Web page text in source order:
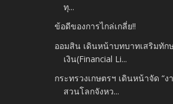
ทุ...
ข้อดีของการไกล่เกลี่ย!!
ออมสิน เดินหน้าบทบาทเสริมทัก
เงิน(Financial Li...
กระทรวงเกษตรฯ เดินหน้าจัด “
สวนโลกจังหว...